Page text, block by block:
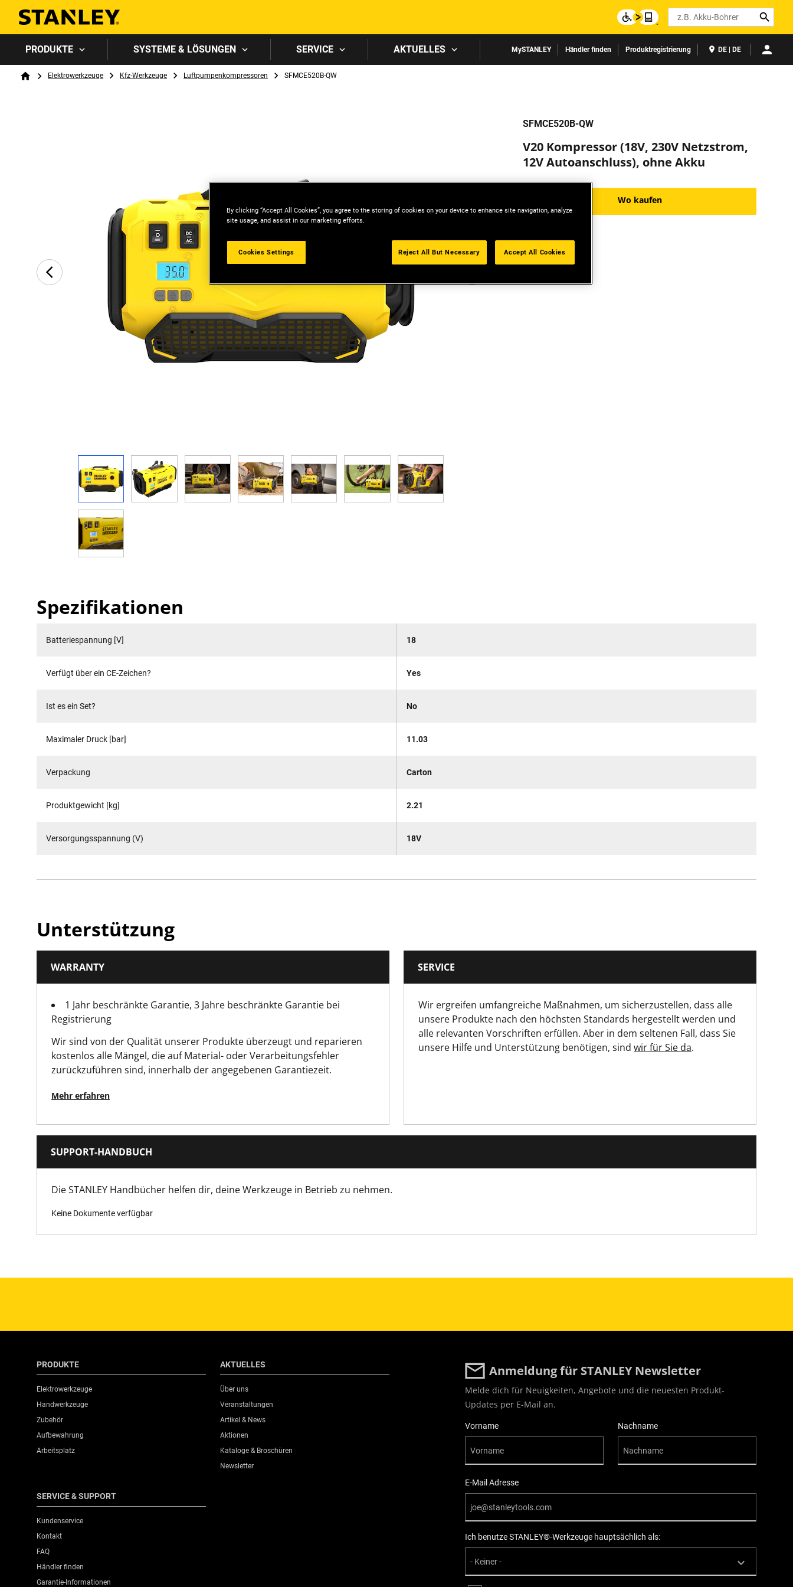
Search
PRODUKTE SYSTEME & LÖSUNGEN SERVICE AKTUELLES MySTANLEY Händler finden Produktregistrierung DE | DE
Breadcrumb
HomeElektrowerkzeuge Kfz-Werkzeuge Luftpumpenkompressoren SFMCE520B-QW
SFMCE520B-QW
V20 Kompressor (18V, 230V Netzstrom,
12V Autoanschluss), ohne Akku
Wo kaufen
Spezifikationen
Batteriespannung [V] 18
Verfügt über ein CE-Zeichen? Yes
Ist es ein Set? No
Maximaler Druck [bar] 11.03
Verpackung Carton
Produktgewicht [kg] 2.21
Versorgungsspannung (V) 18V
Unterstützung
WARRANTY
1 Jahr beschränkte Garantie, 3 Jahre beschränkte Garantie bei
Registrierung
Wir sind von der Qualität unserer Produkte überzeugt und reparieren
kostenlos alle Mängel, die auf Material- oder Verarbeitungsfehler
zurückzuführen sind, innerhalb der angegebenen Garantiezeit.
Mehr erfahren
SERVICE
Wir ergreifen umfangreiche Maßnahmen, um sicherzustellen, dass alle
unsere Produkte nach den höchsten Standards hergestellt werden und
alle relevanten Vorschriften erfüllen. Aber in dem seltenen Fall, dass Sie
unsere Hilfe und Unterstützung benötigen, sind wir für Sie da.
SUPPORT-HANDBUCH
Die STANLEY Handbücher helfen dir, deine Werkzeuge in Betrieb zu nehmen.
Keine Dokumente verfügbar
PRODUKTE
Elektrowerkzeuge
Handwerkzeuge
Zubehör
Aufbewahrung
Arbeitsplatz
AKTUELLES
Über uns
Veranstaltungen
Artikel & News
Aktionen
Kataloge & Broschüren
Newsletter
SERVICE & SUPPORT
Kundenservice
Kontakt
FAQ
Händler finden
Garantie-Informationen
Anmeldung für STANLEY Newsletter
Melde dich für Neuigkeiten, Angebote und die neuesten Produkt-
Updates per E-Mail an.
User Details
Vorname Nachname
E-Mail Adresse
Ich benutze STANLEY®-Werkzeuge hauptsächlich als:
By clicking “Accept All Cookies”, you agree to the storing of cookies on your device to enhance site navigation, analyze
site usage, and assist in our marketing efforts.
Cookies Settings Reject All But Necessary Accept All Cookies